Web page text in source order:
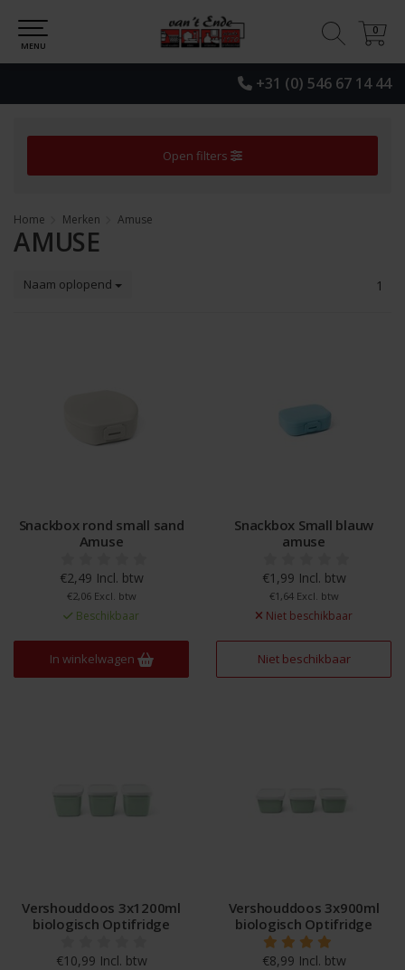
+31 (0) 546 67 14 44
0
0
MENU
Open filters
Home Merken Amuse
AMUSE
Naam oplopend 1
Snackbox rond small sand
Amuse
€2,49 Incl. btw
€2,06 Excl. btw
Beschikbaar
In winkelwagen
Snackbox Small blauw
amuse
€1,99 Incl. btw
€1,64 Excl. btw
Niet beschikbaar
Niet beschikbaar
Vershouddoos 3x1200ml
biologisch Optifridge
€10,99 Incl. btw
Vershouddoos 3x900ml
biologisch Optifridge
€8,99 Incl. btw